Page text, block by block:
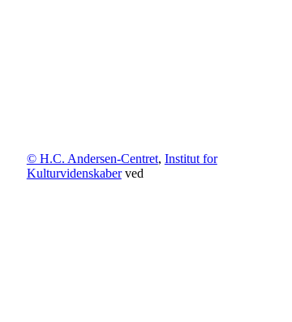
© H.C. Andersen-Centret, Institut for
Kulturvidenskaberved